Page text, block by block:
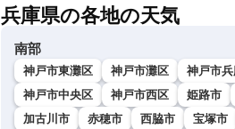
兵庫県の各地の天気
南部
神戸市東灘区 神戸市灘区 神戸市
神戸市中央区
神戸市西区 姫路市
加古川市
赤穂市 西脇市 宝塚市